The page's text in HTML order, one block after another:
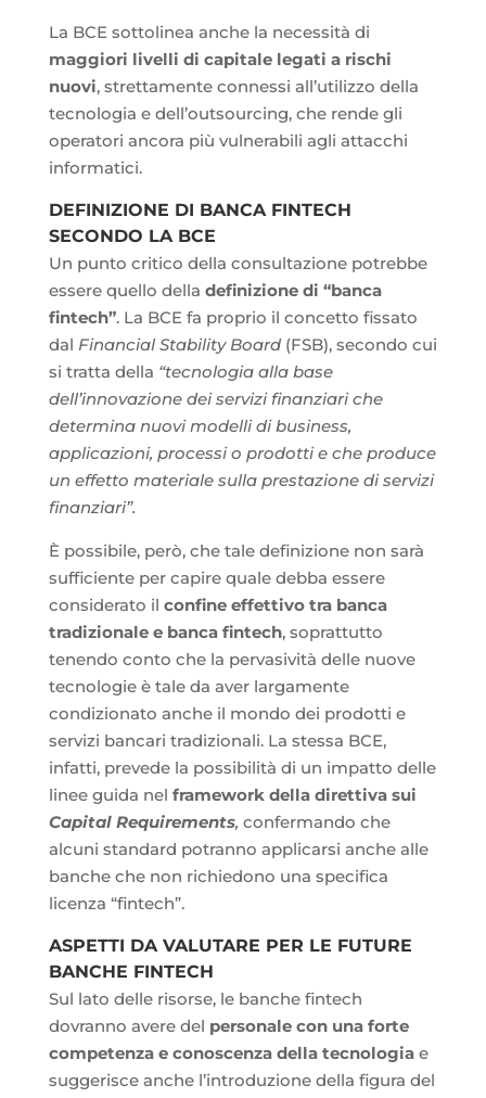
La BCE sottolinea anche la necessità di
maggiori livelli di capitale legati a rischi
nuovi, strettamente connessi all’utilizzo della
tecnologia e dell’outsourcing, che rende gli
operatori ancora più vulnerabili agli attacchi
informatici.
DEFINIZIONE DI BANCA FINTECH
SECONDO LA BCE
Un punto critico della consultazione potrebbe
essere quello della definizione di “banca
fintech”. La BCE fa proprio il concetto fissato
dal Financial Stability Board(FSB), secondo cui
si tratta della “tecnologia alla base
dell’innovazione dei servizi finanziari che
determina nuovi modelli di business,
applicazioni, processi o prodotti e che produce
un effetto materiale sulla prestazione di servizi
finanziari”.
È possibile, però, che tale definizione non sarà
sufficiente per capire quale debba essere
considerato il confine effettivo tra banca
tradizionale e banca fintech, soprattutto
tenendo conto che la pervasività delle nuove
tecnologie è tale da aver largamente
condizionato anche il mondo dei prodotti e
servizi bancari tradizionali. La stessa BCE,
infatti, prevede la possibilità di un impatto delle
linee guida nel framework della direttiva sui
Capital Requirements, confermando che
alcuni standard potranno applicarsi anche alle
banche che non richiedono una specifica
licenza “fintech”.
ASPETTI DA VALUTARE PER LE FUTURE
BANCHE FINTECH
Sul lato delle risorse, le banche fintech
dovranno avere del personale con una forte
competenza e conoscenza della tecnologiae
suggerisce anche l’introduzione della figura del